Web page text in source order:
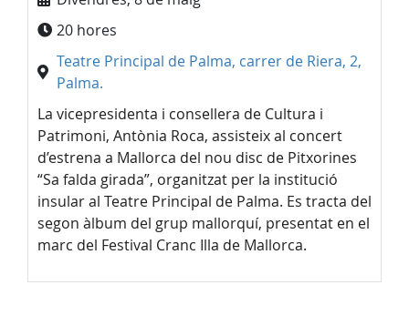
20 hores
Teatre Principal de Palma, carrer de Riera, 2,
Palma.
La vicepresidenta i consellera de Cultura i
Patrimoni, Antònia Roca, assisteix al concert
d’estrena a Mallorca del nou disc de Pitxorines
“Sa falda girada”, organitzat per la institució
insular al Teatre Principal de Palma. Es tracta del
segon àlbum del grup mallorquí, presentat en el
marc del Festival Cranc Illa de Mallorca.